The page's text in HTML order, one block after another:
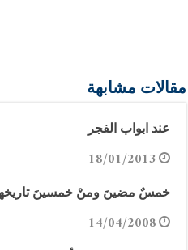
مقالات مشابهة
عند ابواب الفجر
18/01/2013
خمسٌ مضينَ ومنْ خمسينَ
14/04/2008